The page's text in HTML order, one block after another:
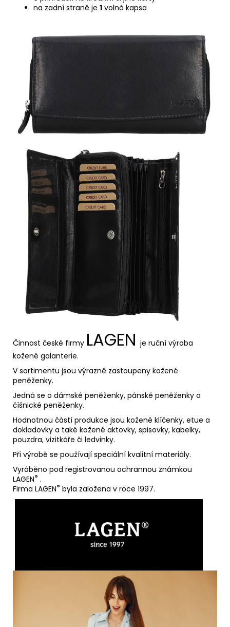
na zadní straně je 1 volná kapsa
Činnost české firmy LAGEN je ruční výroba
kožené galanterie.
V sortimentu jsou výrazně zastoupeny kožené
peněženky.
Jedná se o dámské peněženky, pánské peněženky a
číšnické peněženky.
Hodnotnou částí produkce jsou kožené klíčenky, etue a
dokladovky a také kožené aktovky, spisovky, kabelky,
pouzdra, vizitkáře či ledvinky.
Při výrobě se používají speciální kvalitní materiály.
Vyráběno pod registrovanou ochrannou známkou
LAGEN® .
Firma LAGEN® byla založena v roce 1997.